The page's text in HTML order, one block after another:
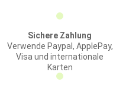
Sichere Zahlung
Verwende Paypal, ApplePay,
Visa und internationale
Karten